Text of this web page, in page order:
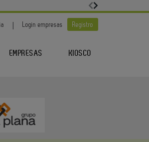
| Login empresas Registro
EMPRESAS KIOSCO